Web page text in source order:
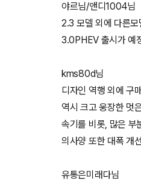
야르님/앤디1004님
2.3 모델 외에 다른모
3.0PHEV 출시가 예
kms80d님
디자인 역행 외에 구
역시 크고 웅장한 멋
속기를 비롯, 많은 부
의사양 또한 대폭 개
유통은미래다님